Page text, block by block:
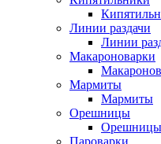
Линии раздачи
Линии
Макароноварки
Мармиты
Мармиты
Орешницы
Орешницы
Пароварки